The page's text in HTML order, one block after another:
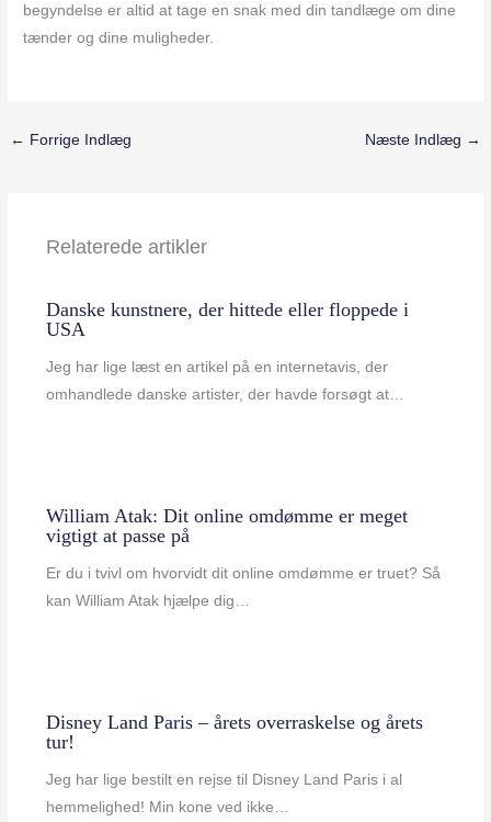
begyndelse er altid at tage en snak med din tandlæge om dine
tænder og dine muligheder.
← Forrige Indlæg Næste Indlæg →
Relaterede artikler
Danske kunstnere, der hittede eller floppede i
USA
Jeg har lige læst en artikel på en internetavis, der
omhandlede danske artister, der havde forsøgt at…
William Atak: Dit online omdømme er meget
vigtigt at passe på
Er du i tvivl om hvorvidt dit online omdømme er truet? Så
kan William Atak hjælpe dig…
Disney Land Paris – årets overraskelse og årets
tur!
Jeg har lige bestilt en rejse til Disney Land Paris i al
hemmelighed! Min kone ved ikke…